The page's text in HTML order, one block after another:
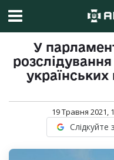
У
українських
19 Травня 2021,
Слідкуйте